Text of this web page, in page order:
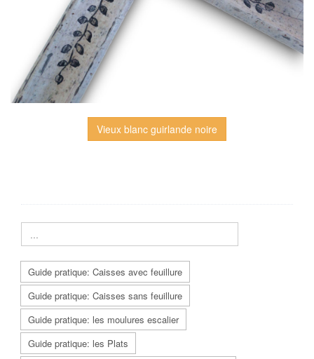
Vieux blanc guirlande noire
Guide pratique: Caisses avec feuillure
Guide pratique: Caisses sans feuillure
Guide pratique: les moulures escalier
Guide pratique: les Plats